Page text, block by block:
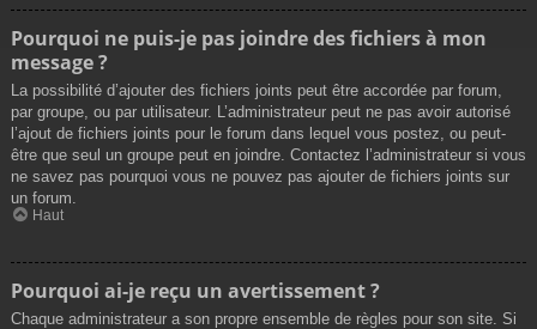
Pourquoi ne puis-je pas joindre des fichiers à mon
message ?
La possibilité d’ajouter des fichiers joints peut être accordée par forum,
par groupe, ou par utilisateur. L’administrateur peut ne pas avoir autorisé
l’ajout de fichiers joints pour le forum dans lequel vous postez, ou peut-
être que seul un groupe peut en joindre. Contactez l’administrateur si vous
ne savez pas pourquoi vous ne pouvez pas ajouter de fichiers joints sur
un forum.
Haut
Pourquoi ai-je reçu un avertissement ?
Chaque administrateur a son propre ensemble de règles pour son site. Si